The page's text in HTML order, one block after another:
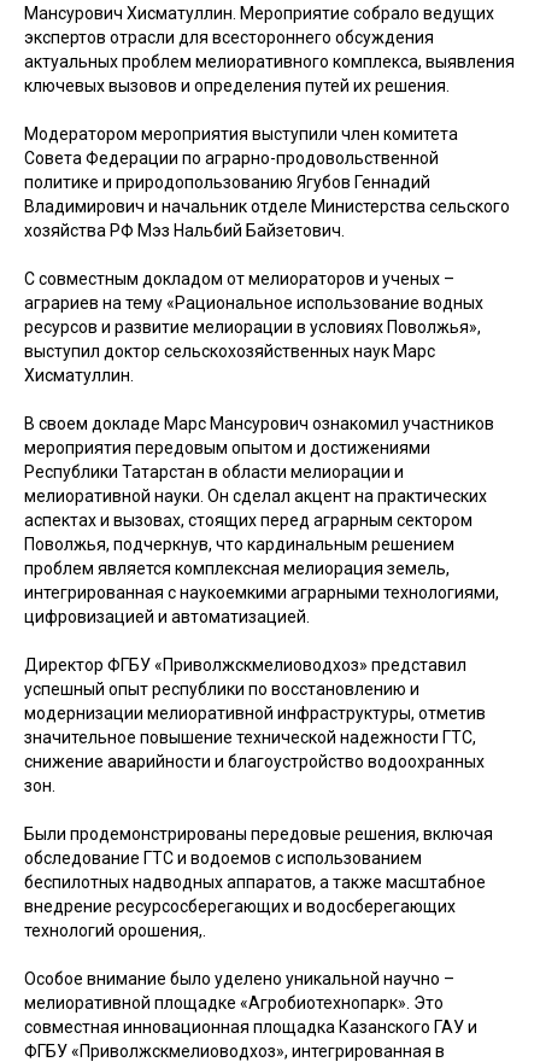
Мансурович Хисматуллин. Мероприятие собрало ведущих
экспертов отрасли для всестороннего обсуждения
актуальных проблем мелиоративного комплекса, выявления
ключевых вызовов и определения путей их решения.
Модератором мероприятия выступили член комитета
Совета Федерации по аграрно-продовольственной
политике и природопользованию Ягубов Геннадий
Владимирович и начальник отделе Министерства сельского
хозяйства РФ Мэз Нальбий Байзетович.
С совместным докладом от мелиораторов и ученых –
аграриев на тему «Рациональное использование водных
ресурсов и развитие мелиорации в условиях Поволжья»,
выступил доктор сельскохозяйственных наук Марс
Хисматуллин.
В своем докладе Марс Мансурович ознакомил участников
мероприятия передовым опытом и достижениями
Республики Татарстан в области мелиорации и
мелиоративной науки. Он сделал акцент на практических
аспектах и вызовах, стоящих перед аграрным сектором
Поволжья, подчеркнув, что кардинальным решением
проблем является комплексная мелиорация земель,
интегрированная с наукоемкими аграрными технологиями,
цифровизацией и автоматизацией.
Директор ФГБУ «Приволжскмелиоводхоз» представил
успешный опыт республики по восстановлению и
модернизации мелиоративной инфраструктуры, отметив
значительное повышение технической надежности ГТС,
снижение аварийности и благоустройство водоохранных
зон.
Были продемонстрированы передовые решения, включая
обследование ГТС и водоемов с использованием
беспилотных надводных аппаратов, а также масштабное
внедрение ресурсосберегающих и водосберегающих
технологий орошения,.
Особое внимание было уделено уникальной научно –
мелиоративной площадке «Агробиотехнопарк». Это
совместная инновационная площадка Казанского ГАУ и
ФГБУ «Приволжскмелиоводхоз», интегрированная в